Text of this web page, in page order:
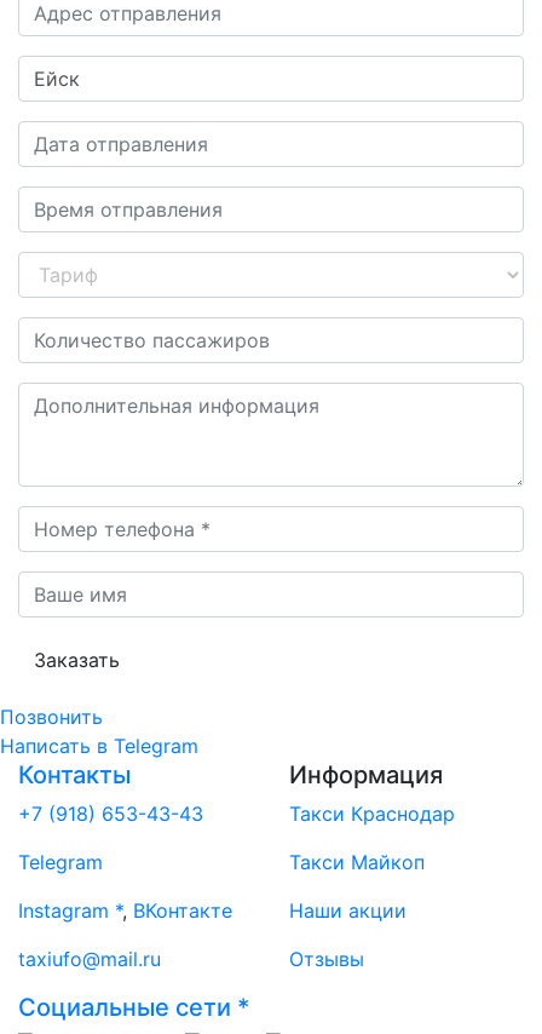
Заказать
Позвонить
Написать в Telegram
Контакты
+7 (918) 653-43-43
Telegram
Instagram *, ВКонтакте
taxiufo@mail.ru
Информация
Такси Краснодар
Такси Майкоп
Наши акции
Отзывы
Социальные сети *